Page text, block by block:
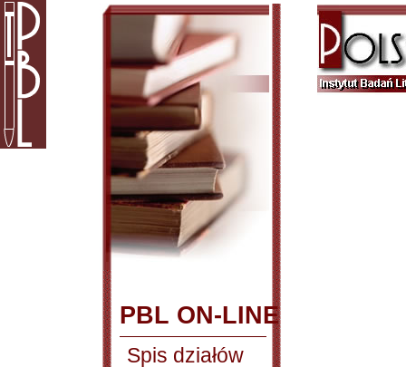
PBL ON-LINE
Spis działów